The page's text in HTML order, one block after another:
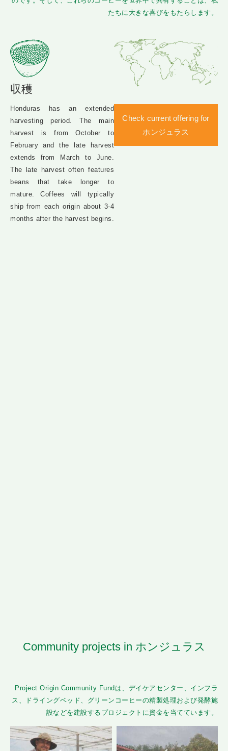
たちに大きな喜びをもたらします。
収穫
Honduras has an extended
harvesting period. The main
harvest is from October to
February and the late harvest
extends from March to June.
The late harvest often features
beans that take longer to
mature. Coffees will typically
ship from each origin about 3-4
months after the harvest begins.​
Check current offering for
ホンジュラス
Community projects in ホンジュラス
Project Origin Community Fundは、デイケアセンター、インフラ
ス、ドライングベッド、グリーンコーヒーの精製処理および発酵施
設などを建設するプロジェクトに資金を当てています。